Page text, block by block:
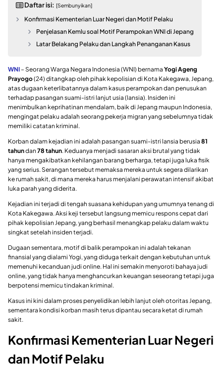
Daftar isi: [Sembunyikan]
Konfirmasi Kementerian Luar Negeri dan Motif Pelaku
Penjelasan Kemlu soal Motif Perampokan WNI di Jepang
Latar Belakang Pelaku dan Langkah Penanganan Kasus
WNI – Seorang Warga Negara Indonesia (WNI) bernama Yogi Ageng
Prayogo(24) ditangkap oleh pihak kepolisian di Kota Kakegawa, Jepang,
atas dugaan keterlibatannya dalam kasus perampokan dan penusukan
terhadap pasangan suami-istri lanjut usia (lansia). Insiden ini
menimbulkan keprihatinan mendalam, baik di Jepang maupun Indonesia,
mengingat pelaku adalah seorang pekerja migran yang sebelumnya tidak
memiliki catatan kriminal.
Korban dalam kejadian ini adalah pasangan suami-istri lansia berusia 81
tahundan 78 tahun. Keduanya menjadi sasaran aksi brutal yang tidak
hanya mengakibatkan kehilangan barang berharga, tetapi juga luka fisik
yang serius. Serangan tersebut memaksa mereka untuk segera dilarikan
ke rumah sakit, di mana mereka harus menjalani perawatan intensif akibat
luka parah yang diderita.
Kejadian ini terjadi di tengah suasana kehidupan yang umumnya tenang di
Kota Kakegawa. Aksi keji tersebut langsung memicu respons cepat dari
pihak kepolisian Jepang, yang berhasil menangkap pelaku dalam waktu
singkat setelah insiden terjadi.
Dugaan sementara, motif di balik perampokan ini adalah tekanan
finansial yang dialami Yogi, yang diduga terkait dengan kebutuhan untuk
memenuhi kecanduan judi online. Hal ini semakin menyoroti bahaya judi
online, yang tidak hanya menghancurkan keuangan seseorang tetapi juga
berpotensi memicu tindakan kriminal.
Kasus ini kini dalam proses penyelidikan lebih lanjut oleh otoritas Jepang,
sementara kondisi korban masih terus dipantau secara ketat di rumah
sakit.
Konfirmasi Kementerian Luar Negeri
dan Motif Pelaku